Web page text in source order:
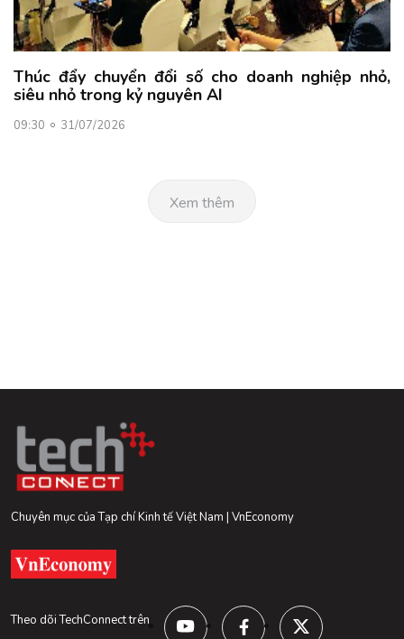
Thúc đẩy chuyển đổi số cho doanh nghiệp nhỏ,
siêu nhỏ trong kỷ nguyên AI
09:30 31/07/2026
Xem thêm
Chuyên mục của Tạp chí Kinh tế Việt Nam | VnEconomy
Theo dõi TechConnect trên